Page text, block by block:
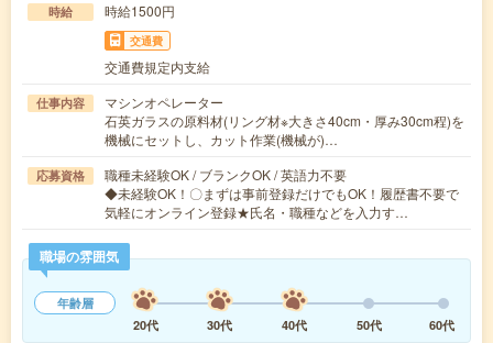
時給 時給1500円
交通費
交通費規定内支給
仕事内容
マシンオペレーター
石英ガラスの原料材(リング材※大きさ40cm・厚み30cm程)を
機械にセットし、カット作業(機械が)…
応募資格
職種未経験OK / ブランクOK / 英語力不要
◆未経験OK！〇まずは事前登録だけでもOK！履歴書不要で
気軽にオンライン登録★氏名・職種などを入力す…
職場の雰囲気
年齢層
20代
30代 40代 50代 60代